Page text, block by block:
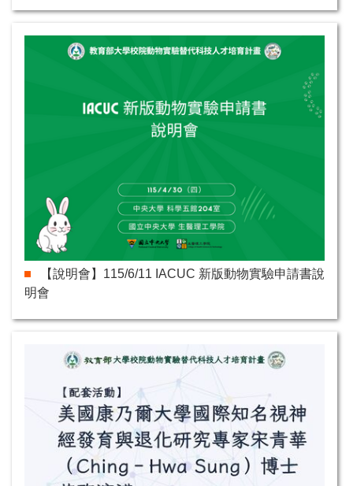
【說明會】115/6/11 IACUC 新版動物實驗申請書說
明會